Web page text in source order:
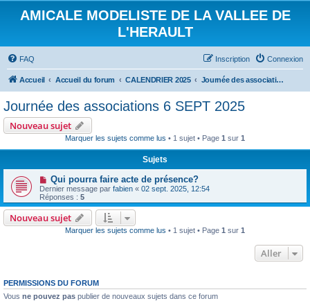
AMICALE MODELISTE DE LA VALLEE DE
L'HERAULT
FAQ Connexion
Inscription
Accueil Accueil du forum CALENDRIER 2025 Journée des associations 6 SEPT 2025
Journée des associations 6 SEPT 2025
Nouveau sujet
Marquer les sujets comme lus • 1 sujet • Page 1 sur 1
Sujets
Qui pourra faire acte de présence?
Dernier message par fabien « 02 sept. 2025, 12:54
Réponses : 5
Nouveau sujet
Marquer les sujets comme lus • 1 sujet • Page 1 sur 1
Aller
PERMISSIONS DU FORUM
Vous ne pouvez pas publier de nouveaux sujets dans ce forum